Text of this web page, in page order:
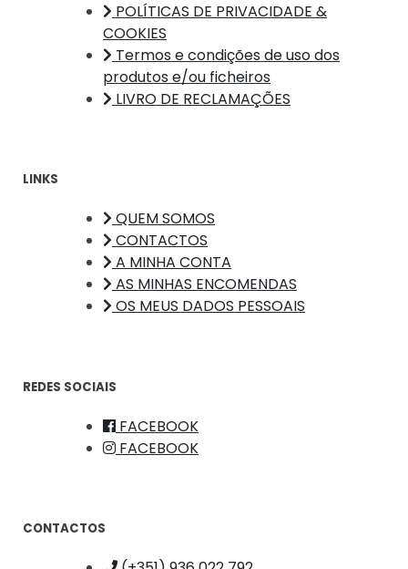
POLÍTICAS DE PRIVACIDADE &
COOKIES
Termos e condições de uso dos
produtos e/ou ficheiros
LIVRO DE RECLAMAÇÕES
LINKS
QUEM SOMOS
CONTACTOS
A MINHA CONTA
AS MINHAS ENCOMENDAS
OS MEUS DADOS PESSOAIS
REDES SOCIAIS
FACEBOOK
FACEBOOK
CONTACTOS